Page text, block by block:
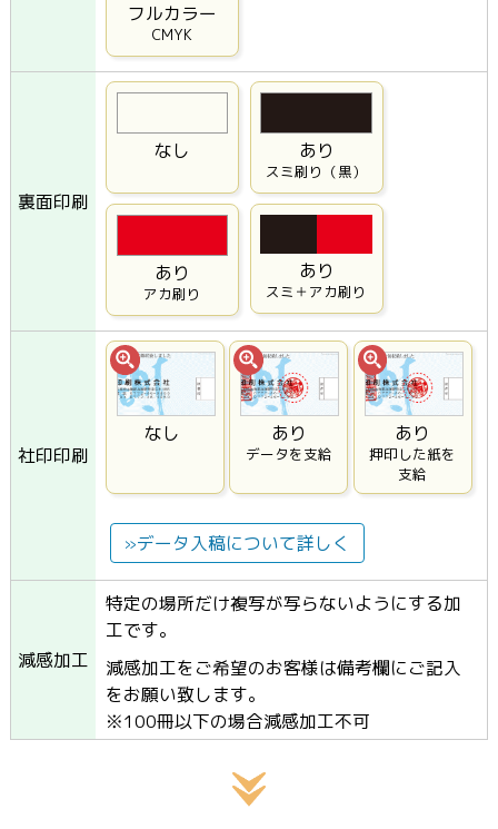
フルカラー
CMYK
裏面印刷
なし あり
スミ刷り（黒）
あり
アカ刷り
あり
スミ＋アカ刷り
社印印刷
なし あり
データを支給
あり
押印した紙を
支給
»データ入稿について詳しく
減感加工
特定の場所だけ複写が写らないようにする加
工です。
減感加工をご希望のお客様は備考欄にご記入
をお願い致します。
※100冊以下の場合減感加工不可